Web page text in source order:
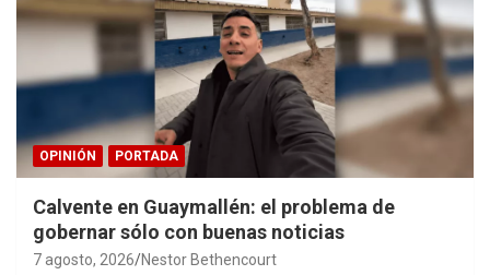
OPINIÓN PORTADA
Calvente en Guaymallén: el problema de
gobernar sólo con buenas noticias
7 agosto, 2026 Nestor Bethencourt